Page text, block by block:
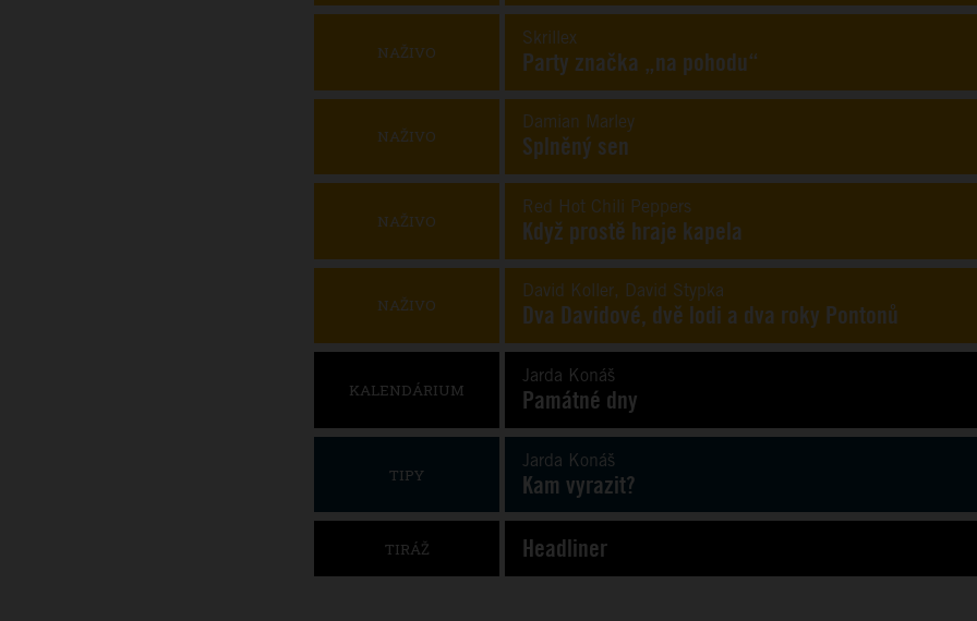
NAŽIVO
Skrillex
Party značka „na pohodu“
NAŽIVO
Damian Marley
Splněný sen
NAŽIVO
Red Hot Chili Peppers
Když prostě hraje kapela
NAŽIVO
David Koller, David Stypka
Dva Davidové, dvě lodi a dva roky Pontonů
KALENDÁRIUM
Jarda Konáš
Památné dny
TIPY
Jarda Konáš
Kam vyrazit?
TIRÁŽ Headliner